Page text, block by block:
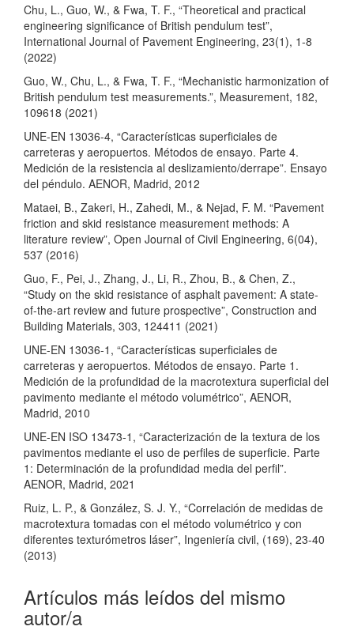
Chu, L., Guo, W., & Fwa, T. F., “Theoretical and practical
engineering significance of British pendulum test”,
International Journal of Pavement Engineering, 23(1), 1-8
(2022)
Guo, W., Chu, L., & Fwa, T. F., “Mechanistic harmonization of
British pendulum test measurements.”, Measurement, 182,
109618 (2021)
UNE-EN 13036-4, “Características superficiales de
carreteras y aeropuertos. Métodos de ensayo. Parte 4.
Medición de la resistencia al deslizamiento/derrape”. Ensayo
del péndulo. AENOR, Madrid, 2012
Mataei, B., Zakeri, H., Zahedi, M., & Nejad, F. M. “Pavement
friction and skid resistance measurement methods: A
literature review”, Open Journal of Civil Engineering, 6(04),
537 (2016)
Guo, F., Pei, J., Zhang, J., Li, R., Zhou, B., & Chen, Z.,
“Study on the skid resistance of asphalt pavement: A state-
of-the-art review and future prospective”, Construction and
Building Materials, 303, 124411 (2021)
UNE-EN 13036-1, “Características superficiales de
carreteras y aeropuertos. Métodos de ensayo. Parte 1.
Medición de la profundidad de la macrotextura superficial del
pavimento mediante el método volumétrico”, AENOR,
Madrid, 2010
UNE-EN ISO 13473-1, “Caracterización de la textura de los
pavimentos mediante el uso de perfiles de superficie. Parte
1: Determinación de la profundidad media del perfil”.
AENOR, Madrid, 2021
Ruiz, L. P., & González, S. J. Y., “Correlación de medidas de
macrotextura tomadas con el método volumétrico y con
diferentes texturómetros láser”, Ingeniería civil, (169), 23-40
(2013)
Artículos más leídos del mismo
autor/a